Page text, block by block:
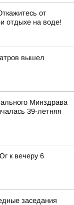
от
отдыхе на воде!
вышел
Минздрава
39-летняя
к вечеру 6
заседания